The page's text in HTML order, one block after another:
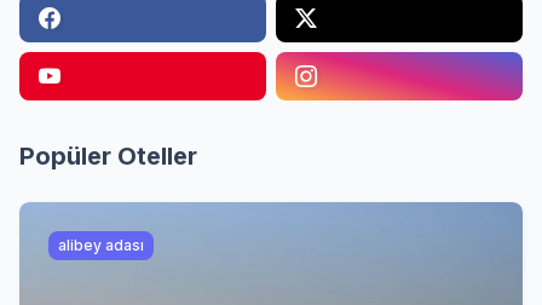
Popüler Oteller
alibey adası